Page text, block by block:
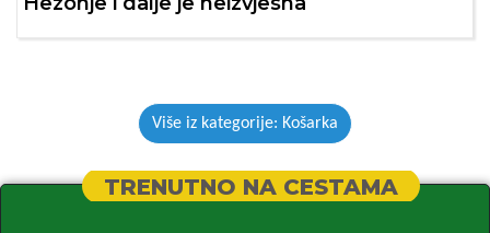
Više iz kategorije: Košarka
TRENUTNO NA CESTAMA